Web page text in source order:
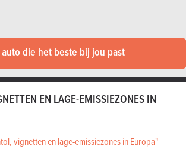
die het beste bij jou past
EN LAGE-EMISSIEZONES IN
vignetten en lage-emissiezones in Europa"